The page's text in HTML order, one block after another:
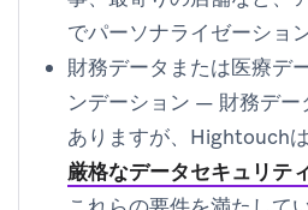
でパーソナライゼーショ
財務データまたは医療デ
ンデーション — 財務デー
ありますが、Hightouch
厳格なデータセキュリテ